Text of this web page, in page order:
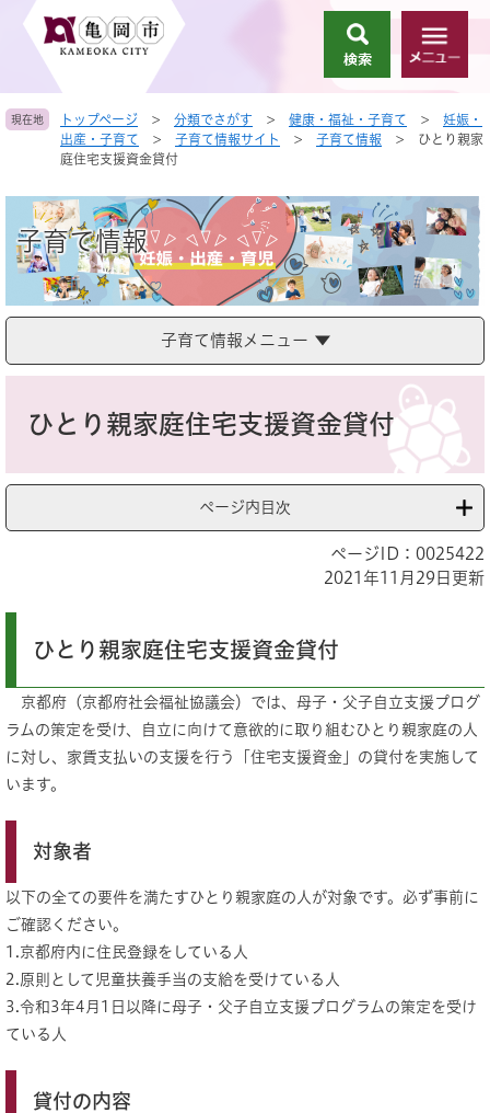
頭
。
飛
て
索
メ
ニ
ー
現在地 トップページ > 分類でさがす > 健康・福祉・子育て >
妊娠・
出産・子育て
> 子育て情報サイト > 子育て情報 >
ひとり親家
庭住宅支援資金貸付
子育て情報
子育て情報メニュー
ひとり親家庭住宅支援資金貸付
ページ内目次
ページID：0025422
2021年11月29日更新
ひとり親家庭住宅支援資金貸付
京都府（京都府社会福祉協議会）では、母子・父子自立支援プログ
ラムの策定を受け、自立に向けて意欲的に取り組むひとり親家庭の人
に対し、家賃支払いの支援を行う「住宅支援資金」の貸付を実施して
います。
対象者
以下の全ての要件を満たすひとり親家庭の人が対象です。必ず事前に
ご確認ください。
1.京都府内に住民登録をしている人
2.原則として児童扶養手当の支給を受けている人
3.令和3年4月1日以降に母子・父子自立支援プログラムの策定を受け
ている人
貸付の内容